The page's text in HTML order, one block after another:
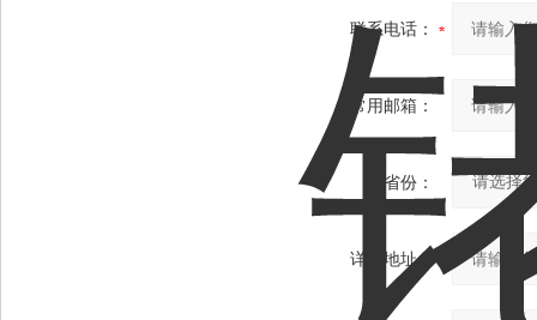
联系电话：
常用邮箱：
省份：
详细地址：